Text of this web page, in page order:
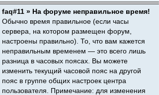
faq#11 » На форуме неправильное время!
Обычно время правильное (если часы
сервера, на котором размещен форум,
настроены правильно). То, что вам кажется
неправильным временем — это всего лишь
разница в часовых поясах. Вы можете
изменить текущий часовой пояс на другой
пояс в группе общих настроек центра
пользователя. Примечание: для изменения